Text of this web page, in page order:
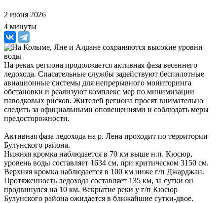
2 июня 2026
4 минуты
На реках региона продолжается активная фаза весеннего
ледохода. Спасательные службы задействуют беспилотные
авиационные системы для непрерывного мониторинга
обстановки и реализуют комплекс мер по минимизации
паводковых рисков. Жителей региона просят внимательно
следить за официальными оповещениями и соблюдать меры
предосторожности.
Активная фаза ледохода на р. Лена проходит по территории
Булунского района.
Нижняя кромка наблюдается в 70 км выше н.п. Кюсюр,
уровень воды составляет 1634 см, при критическом 3150 см.
Верхняя кромка наблюдается в 100 км ниже г/п Джарджан.
Протяженность ледохода составляет 135 км, за сутки он
продвинулся на 10 км. Вскрытие реки у г/п Кюсюр
Булунского района ожидается в ближайшие сутки-двое.